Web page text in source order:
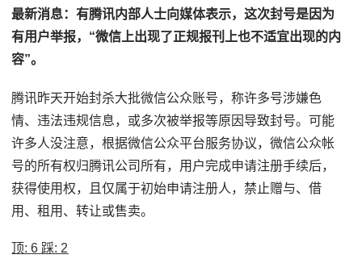
最新消息：有腾讯内部人士向媒体表示，这次封号是因为
有用户举报，“微信上出现了正规报刊上也不适宜出现的内
容”。
腾讯昨天开始封杀大批微信公众账号，称许多号涉嫌色
情、违法违规信息，或多次被举报等原因导致封号。可能
许多人没注意，根据微信公众平台服务协议，微信公众帐
号的所有权归腾讯公司所有，用户完成申请注册手续后，
获得使用权，且仅属于初始申请注册人，禁止赠与、借
用、租用、转让或售卖。
顶:6 踩: 2